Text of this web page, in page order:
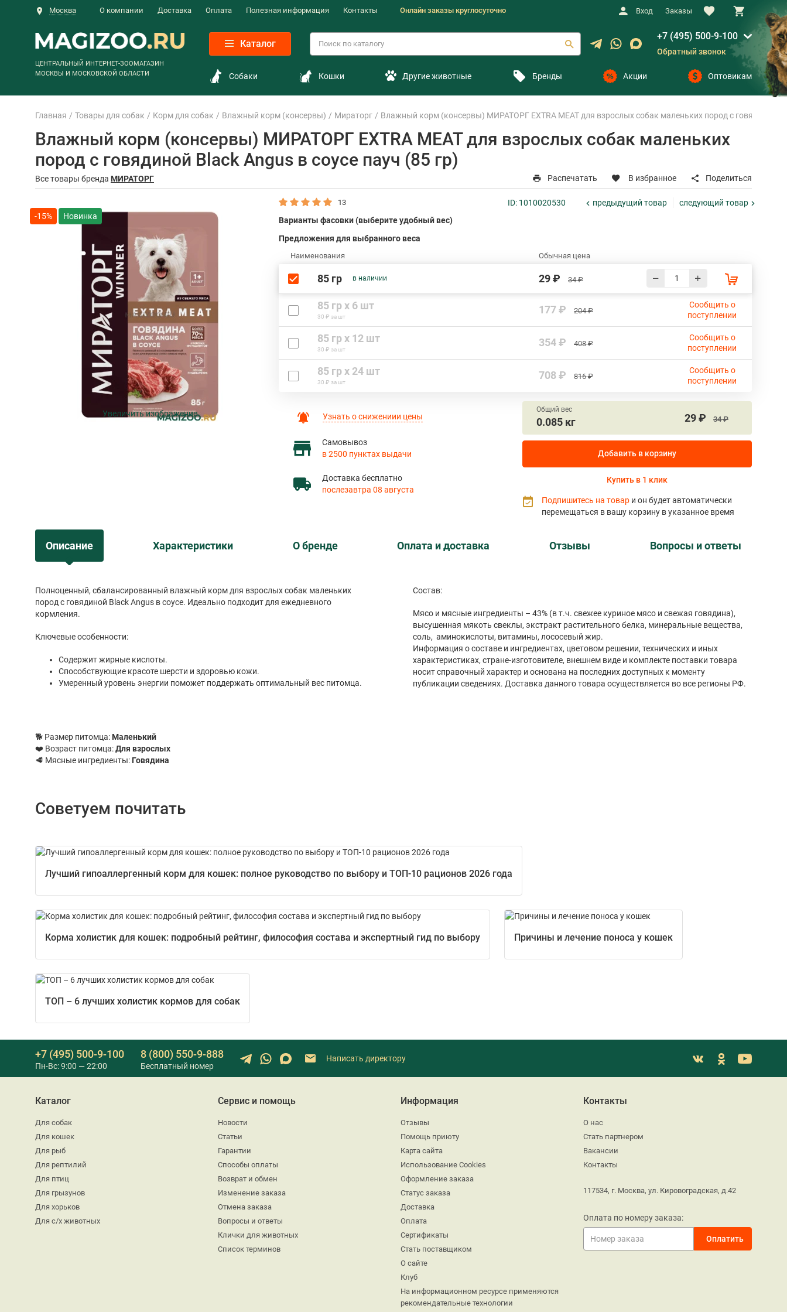
Москва О компании Доставка Оплата Полезная информация Контакты Онлайн заказы круглосуточно Вход Заказы
ЦЕНТРАЛЬНЫЙ ИНТЕРНЕТ-ЗООМАГАЗИН
МОСКВЫ И МОСКОВСКОЙ ОБЛАСТИ
Каталог
+7 (495) 500-9-100
Обратный звонок
Собаки Кошки Другие животные Бренды Акции Оптовикам
Главная Товары для собак Корм для собак Влажный корм (консервы) Мираторг Влажный корм (консервы) МИРАТОРГ EXTRA MEAT для взрослых собак маленьких пород с говядиной
Влажный корм (консервы) МИРАТОРГ EXTRA MEAT для взрослых собак маленьких
пород с говядиной Black Angus в соусе пауч (85 гр)
Все товары бренда МИРАТОРГ Распечатать В избранное Поделиться
-15%
Увеличить изображение
13 ID: 1010020530 предыдущий товар следующий товар
Варианты фасовки (выберите удобный вес)
Предложения для выбранного веса
Наименования Обычная цена
85 гр в наличии 29 ₽ 34 ₽
85 гр х 6 шт
30 ₽ за шт
177 ₽ 204 ₽
Сообщить о
поступлении
85 гр х 12 шт
30 ₽ за шт
354 ₽ 408 ₽
Сообщить о
поступлении
85 гр х 24 шт
30 ₽ за шт
708 ₽ 816 ₽
Сообщить о
поступлении
Узнать о снижениии цены
Самовывоз
в 2500 пунктах выдачи
Доставка бесплатно
послезавтра 08 августа
Общий вес
0.085 кг 29 ₽ 34 ₽
Добавить в корзину
Купить в 1 клик
Подпишитесь на товар и он будет автоматически
перемещаться в вашу корзину в указанное время
Описание Характеристики О бренде Оплата и доставка Отзывы Вопросы и ответы
Полноценный, сбалансированный влажный корм для взрослых собак маленьких
пород с говядиной Black Angus в соусе. Идеально подходит для ежедневного
кормления.
Ключевые особенности:
Содержит жирные кислоты.
Способствующие красоте шерсти и здоровью кожи.
Умеренный уровень энергии поможет поддержать оптимальный вес питомца.
Состав:
Мясо и мясные ингредиенты – 43% (в т.ч. свежее куриное мясо и свежая говядина),
высушенная мякоть свеклы, экстракт растительного белка, минеральные вещества,
соль, аминокислоты, витамины, лососевый жир.
Информация о составе и ингредиентах, цветовом решении, технических и иных
характеристиках, стране-изготовителе, внешнем виде и комплекте поставки товара
носит справочный характер и основана на последних доступных к моменту
публикации сведениях. Доставка данного товара осуществляется во все регионы РФ.
🐕 Размер питомца: Маленький
❤️ Возраст питомца:Для взрослых
🥩 Мясные ингредиенты: Говядина
Советуем почитать
Лучший гипоаллергенный корм для кошек: полное руководство по выбору и ТОП-10 рационов 2026 года
Корма холистик для кошек: подробный рейтинг, философия состава и экспертный гид по выбору Причины и лечение поноса у кошек
ТОП – 6 лучших холистик кормов для собак
+7 (495) 500-9-100
Пн-Вс: 9:00 — 22:00
8 (800) 550-9-888
Бесплатный номер
Написать директору
Каталог
Для собак
Для кошек
Для рыб
Для рептилий
Для птиц
Для грызунов
Для хорьков
Для с/х животных
Сервис и помощь
Новости
Статьи
Гарантии
Способы оплаты
Возврат и обмен
Изменение заказа
Отмена заказа
Вопросы и ответы
Клички для животных
Список терминов
Информация
Отзывы
Помощь приюту
Карта сайта
Использование Cookies
Оформление заказа
Статус заказа
Доставка
Оплата
Сертификаты
Стать поставщиком
О сайте
Клуб
На информационном ресурсе применяются
рекомендательные технологии
Контакты
О нас
Стать партнером
Вакансии
Контакты
117534, г. Москва, ул. Кировоградская, д.42
Оплата по номеру заказа: